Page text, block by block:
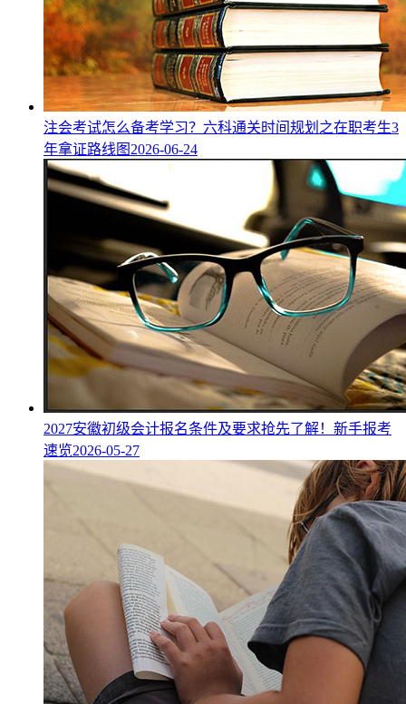
注会考试怎么备考学习？六科通关时间规划之在职考生3
年拿证路线图 2026-06-24
2027安徽初级会计报名条件及要求抢先了解！新手报考
速览2026-05-27